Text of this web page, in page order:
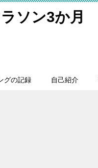
ソン3か月
グの記録 自己紹介